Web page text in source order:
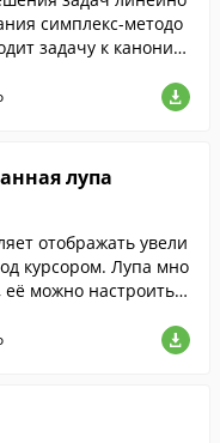
симплекс-методо
задачу к канонич
пересчета симп
лупа
отображать увели
курсором. Лупа мно
можно настроить п